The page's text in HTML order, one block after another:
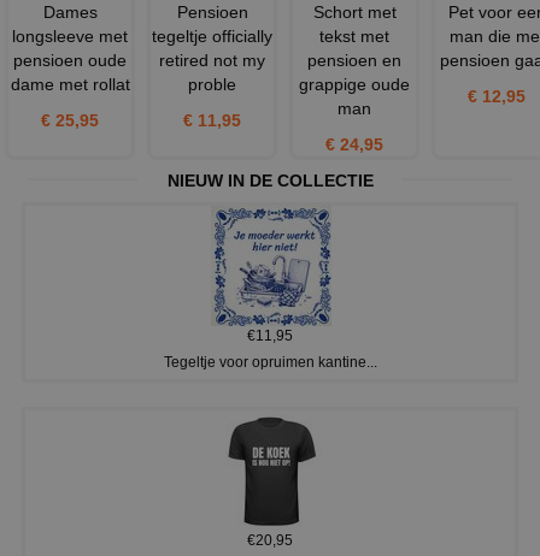
Dames
longsleeve met
pensioen oude
dame met rollat
€ 25,95
Pensioen
tegeltje officially
retired not my
proble
€ 11,95
Schort met
tekst met
pensioen en
grappige oude
man
€ 24,95
Pet voor
man die
pensioen
€ 12,95
NIEUW IN DE COLLECTIE
€11,95
Tegeltje voor opruimen kantine...
€20,95